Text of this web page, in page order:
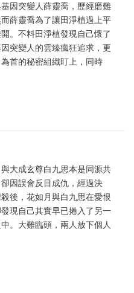
因突變人薛靈喬，歷經磨難
薛靈喬為了讓田淨植過上平
。不料田淨植發現自己懷了
突變人的雲臻瘋狂追求，更
首的秘密組織盯上，同時
大成玄尊白九思本是同源共
因誤會反目成仇，經過決
後，花如月與白九思在愛恨
現自己其實早已捲入了另一
。大難臨頭，兩人放下個人